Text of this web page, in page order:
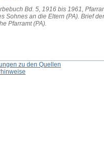
Bd. 5, 1916 bis 1961,
Sohnes an die Eltern (PA). Brief
Pfarramt (PA).
zu den Quellen